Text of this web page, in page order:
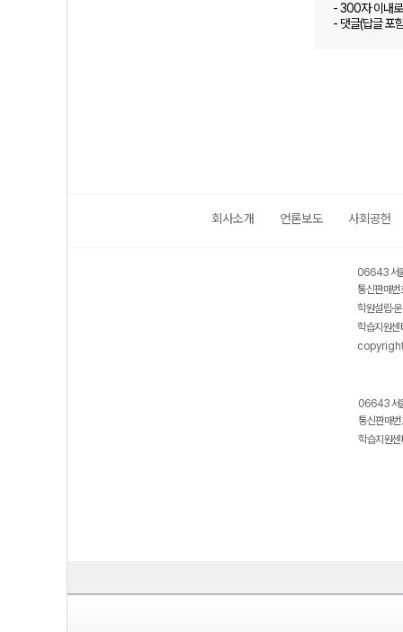
- 300자 이내
- 댓글(답글 포
회사소개 언론보도 사회공헌
06643 서
통신판매
학원설립·
학습지원
06643 서
통신판매
학습지원